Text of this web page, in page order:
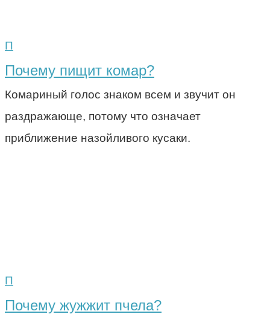
П
Почему пищит комар?
Комариный голос знаком всем и звучит он
раздражающе, потому что означает
приближение назойливого кусаки.
П
Почему жужжит пчела?